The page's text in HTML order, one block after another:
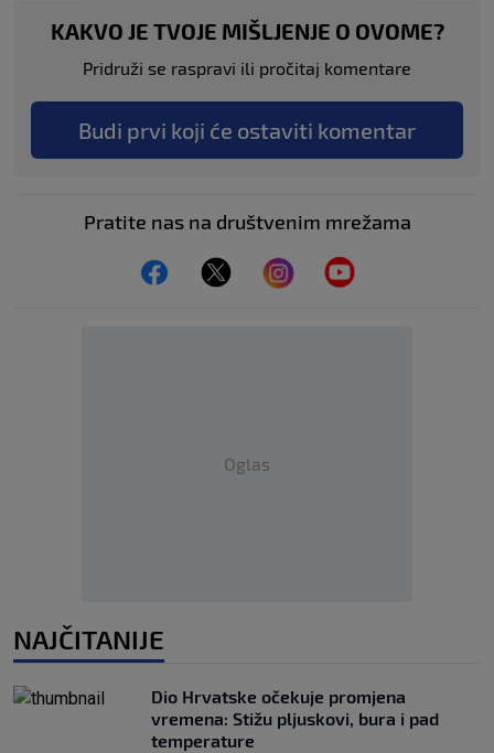
KAKVO JE TVOJE MIŠLJENJE O OVOME?
Pridruži se raspravi ili pročitaj komentare
Budi prvi koji će ostaviti komentar
Pratite nas na društvenim mrežama
Oglas
NAJČITANIJE
Dio Hrvatske očekuje promjena
vremena: Stižu pljuskovi, bura i pad
temperature